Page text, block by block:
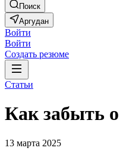
Поиск
Аргудан
Войти
Войти
Создать резюме
Статьи
Как забыть о
13 марта 2025